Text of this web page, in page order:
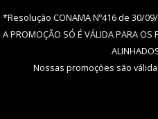
*Resolução CONAMA Nº416 de 30/
A PROMOÇÃO SÓ É VÁLIDA PARA OS
Nossas promoções são